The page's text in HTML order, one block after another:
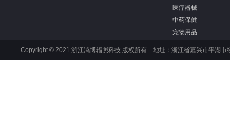
医疗器械
中药保健
宠物用品
Copyright © 2021 浙江鸿博辐照科技 版权所有 地址：浙江省嘉兴市平湖